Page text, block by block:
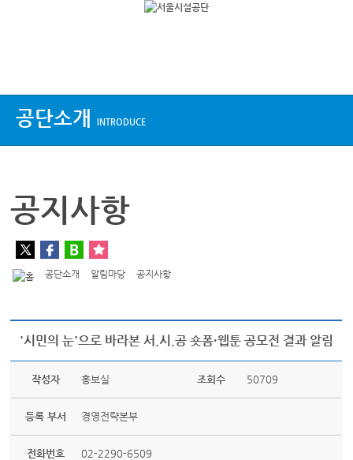
공단소개 INTRODUCE
공지사항
공단소개 알림마당 공지사항
'시민의 눈'으로 바라본 서.시.공 숏폼·웹툰 공모전 결과 알림
작성자 홍보실 조회수 50709
등록 부서 경영전략본부
전화번호 02-2290-6509